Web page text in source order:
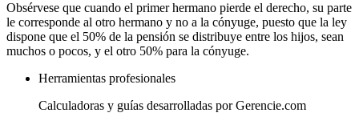
Obsérvese que cuando el primer hermano pierde el derecho, su parte
le corresponde al otro hermano y no a la cónyuge, puesto que la ley
dispone que el 50% de la pensión se distribuye entre los hijos, sean
muchos o pocos, y el otro 50% para la cónyuge.
Herramientas profesionales
Calculadoras y guías desarrolladas por Gerencie.com